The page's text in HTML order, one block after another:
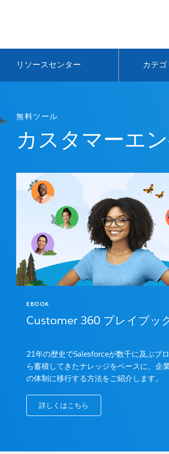
リソースセンター カテ
無料ツール
カスタマーエ
EBOOK
Customer 360 プレイブッ
21年の歴史でSalesforceが数千に及ぶプ
ら蓄積してきたナレッジをベースに、企
の体制に移行する方法をご紹介します。
詳しくはこちら